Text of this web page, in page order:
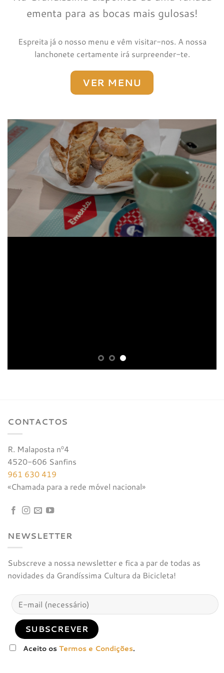
ementa para as bocas mais gulosas!
Espreita já o nosso menu e vêm visitar-nos. A nossa
lanchonete certamente irá surpreender-te.
VER MENU
CONTACTOS
R. Malaposta nº4
4520-606 Sanfins
961 630 419
«Chamada para a rede móvel nacional»
NEWSLETTER
Subscreve a nossa newsletter e fica a par de todas as
novidades da Grandíssima Cultura da Bicicleta!
Aceito osTermos e Condições.